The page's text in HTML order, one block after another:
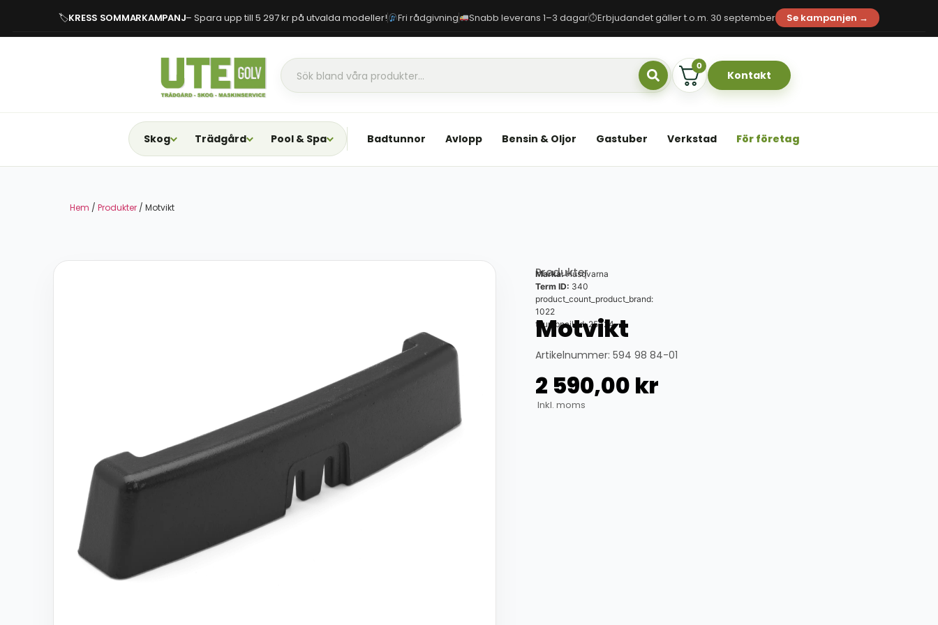
🏷KRESS SOMMARKAMPANJ– Spara upp till 5 297 kr på utvalda modeller! Fri rådgivning Snabb leverans 1–3 dagar⏱Erbjudandet gäller t.o.m. 30 september Se kampanjen →
0
Kontakt
Skog Trädgård Pool & Spa Badtunnor Avlopp Bensin & Oljor Gastuber Verkstad För företag
Hem / Produkter / Motvikt
Produkter
Marka:Husqvarna
Term ID: 340
product_count_product_brand:
1022
thumbnail_id: 25324
Motvikt
Artikelnummer: 594 98 84-01
2 590,00 kr
Inkl. moms